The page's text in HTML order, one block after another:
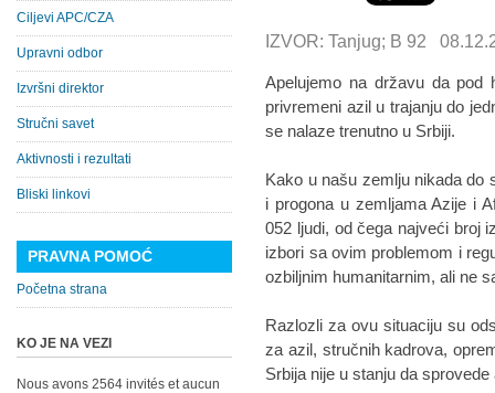
IZVOR: Tanjug; B 92
Apelujemo na državu da pod
privremeni azil u trajanju do
se nalaze trenutno u Srbiji.
Kako u našu zemlju nikada do
i progona u zemljama Azije i
052 ljudi, od čega najveći broj
izbori sa ovim problemom i
ozbiljnim humanitarnim, ali ne
Razlozli za ovu situaciju su
za azil, stručnih kadrova,
Srbija nije u stanju da
Ciljevi APC/CZA
Upravni odbor
Izvršni direktor
Stručni savet
Aktivnosti i rezultati
Bliski linkovi
PRAVNA POMOĆ
Početna strana
KO JE NA VEZI
Nous avons 2564 invités et aucun